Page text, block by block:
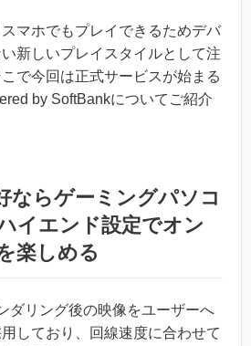
マホでもプレイできるためデバ
新しいプレイスタイルとして注
で今回は正式サービスが始まる
by SoftBankについてご紹介
ならゲーミングパソコ
イエンド設定でオン
楽しめる
ダリング後の映像をユーザーへ
しており、回線速度に合わせて